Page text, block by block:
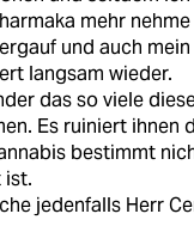
mehr
und auch
langsam wieder.
das so viele
Es ruiniert ihnen
bestimmt
ist.
jedenfalls Herr